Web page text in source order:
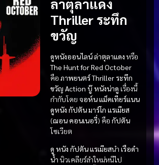
Thriller ระทึก
ขวัญ
ดูหนังออนไลน์ ล่าตุลาแดง หรือ
The Hunt for Red October
คือ ภาพยนตร์ Thriller ระทึก
ขวัญ Action บู๊หนังน่าดู เรื่องนี้
กำกับโดย จอห์น แม็คเทียร์แนน
ดูหนัง กัปตัน มาร์โก แรเมียส
(ฌอน คอนเนอรี่) คือ กัปตัน
โซเวียต
ดู หนัง กัปตัน แรเมียสนำ เรือดำ
น้ำ นิวเคลียร์ลำใหม่หนีไป